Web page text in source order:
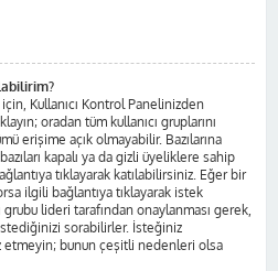
Kullanıcı Kontrol Panelinizden
oradan tüm kullanıcı gruplarını
erişime açık olmayabilir. Bazılarına
kapalı ya da gizli üyeliklere sahip
tıklayarak katılabilirsiniz. Eğer bir
ilgili bağlantıya tıklayarak istek
lideri tarafından onaylanması gerek,
sorabilirler. İsteğiniz
etmeyin; bunun çeşitli nedenleri olsa